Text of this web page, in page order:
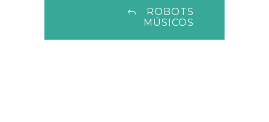
ROBOTS
MÚSICOS